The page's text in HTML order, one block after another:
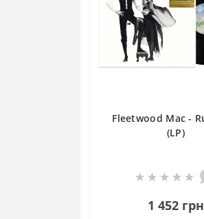
Fleetwood Mac -
(LP)
1 452 грн